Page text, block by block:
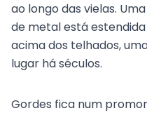
ao longo das vielas.
de metal está
acima dos telhados,
lugar há séculos.
Gordes fica num